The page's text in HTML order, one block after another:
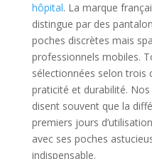
hôpital. La marque
distingue par des
poches discrètes mais
professionnels mobiles.
sélectionnées selon trois
praticité et durabilité.
disent souvent que la
premiers jours
avec ses poches
indispensable.